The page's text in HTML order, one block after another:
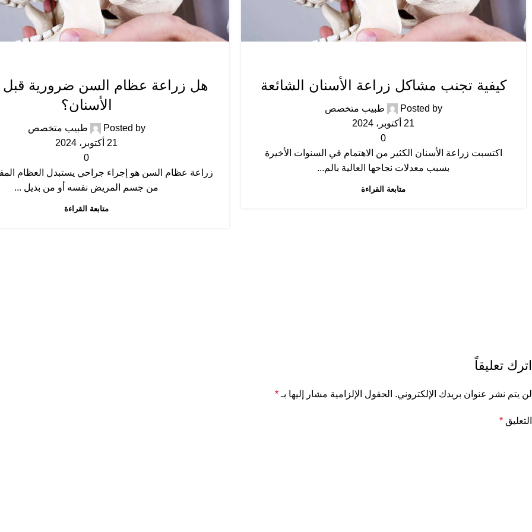
كيفية تجنب مشاكل زراعة الأسنان الشائعة
Posted by
طبيب متخصص
21 أكتوبر، 2024
0
اكتسبت زراعة الأسنان الكثير من الاهتمام في السنوات الأخيرة
بسبب معدلات نجاحها العالية بالم...
متابعة القراءة
هل زراعة عظام السن ضرورية قبل
الأسنان؟
Posted by
طبيب متخصص
21 أكتوبر، 2024
0
زراعة عظام السن هو إجراء جراحي يستبدل العظام
من جسم المريض نفسه أو من بديل ...
متابعة القراءة
اترك تعليقاً
لن يتم نشر عنوان بريدك الإلكتروني. الحقول الإلزامية مشار إليها بـ *
التعليق *